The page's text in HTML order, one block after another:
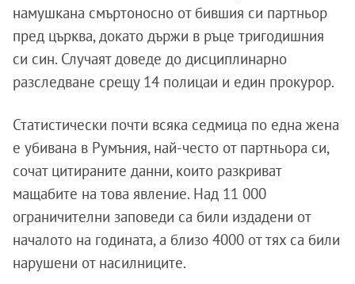
намушкана смъртоносно от бившия си партньор
пред църква, докато държи в ръце тригодишния
си син. Случаят доведе до дисциплинарно
разследване срещу 14 полицаи и един прокурор.
Статистически почти всяка седмица по една жена
е убивана в Румъния, най-често от партньора си,
сочат цитираните данни, които разкриват
мащабите на това явление. Над 11 000
ограничителни заповеди са били издадени от
началото на годината, а близо 4000 от тях са били
нарушени от насилниците.